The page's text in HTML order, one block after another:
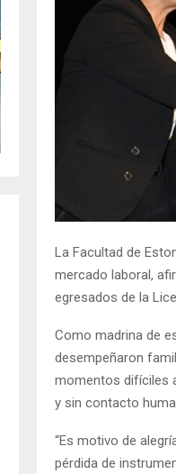
La Facultad de
mercado laboral,
egresados de la
Como madrina de
desempeñaron
momentos difíciles
y sin contacto
“Es motivo de
pérdida de